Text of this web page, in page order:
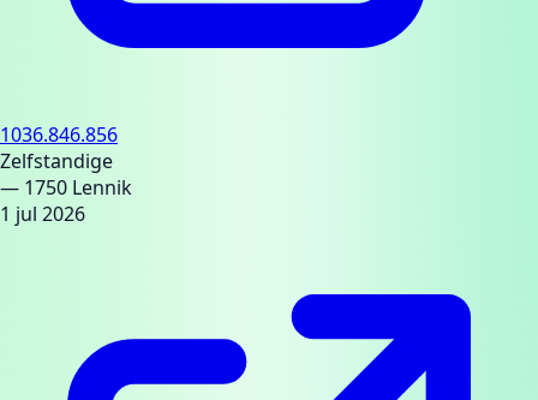
1036.846.856
Zelfstandige
— 1750 Lennik
1 jul 2026